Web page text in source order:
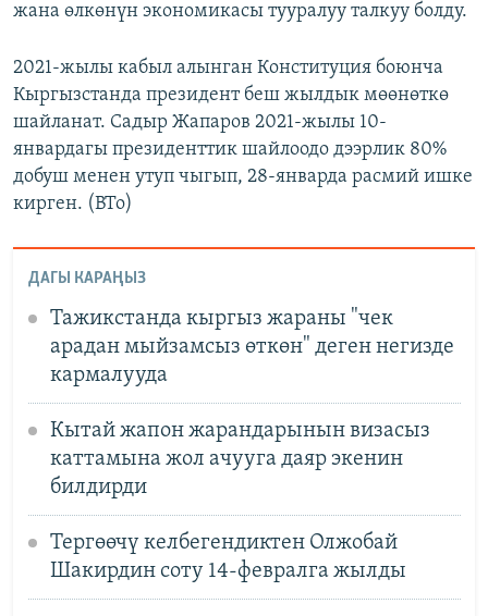
жана өлкөнүн экономикасы тууралуу талкуу болду.
2021-жылы кабыл алынган Конституция боюнча
Кыргызстанда президент беш жылдык мөөнөткө
шайланат. Садыр Жапаров 2021-жылы 10-
январдагы президенттик шайлоодо дээрлик 80%
добуш менен утуп чыгып, 28-январда расмий ишке
кирген. (BTo)
ДАГЫ КАРАҢЫЗ
Тажикстанда кыргыз жараны "чек
арадан мыйзамсыз өткөн" деген негизде
кармалууда
Кытай жапон жарандарынын визасыз
каттамына жол ачууга даяр экенин
билдирди
Тергөөчү келбегендиктен Олжобай
Шакирдин соту 14-февралга жылды